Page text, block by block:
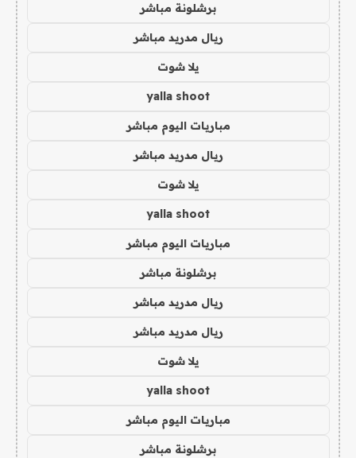
برشلونة مباشر
ريال مدريد مباشر
يلا شوت
yalla shoot
مباريات اليوم مباشر
ريال مدريد مباشر
يلا شوت
yalla shoot
مباريات اليوم مباشر
برشلونة مباشر
ريال مدريد مباشر
ريال مدريد مباشر
يلا شوت
yalla shoot
مباريات اليوم مباشر
برشلونة مباشر